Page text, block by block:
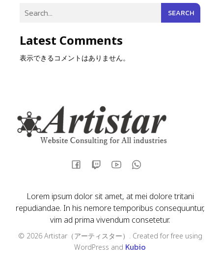
SEARCH
Latest Comments
表示できるコメントはありません。
Lorem ipsum dolor sit amet, at mei dolore tritani
repudiandae. In his nemore temporibus consequuntur,
vim ad prima vivendum consetetur.
© 2026 Artistar（アーティスター）. Created for free using
WordPress and Kubio